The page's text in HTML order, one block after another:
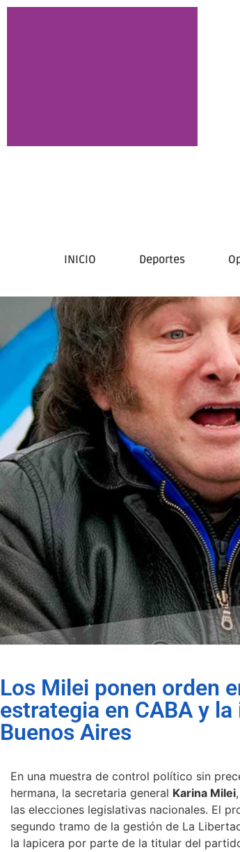
INICIO Deportes
Los Milei ponen orden
estrategia en CABA y
Buenos Aires
En una muestra de control político sin
hermana, la secretaria general Karina Milei
las elecciones legislativas nacionales. El
segundo tramo de la gestión de La
la lapicera por parte de la titular del